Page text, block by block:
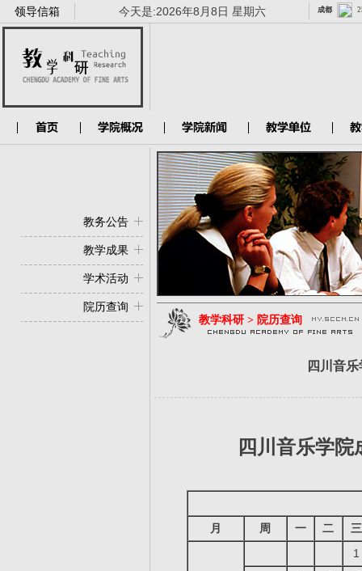
领导信箱 今天是:2026年8月8日 星期六
教务公告
教学成果
学术活动
院历查询
教学科研 > 院历查询
四川音
四川音乐学
月 周 一 二 三
1